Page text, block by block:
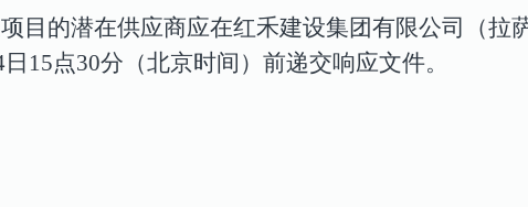
目 的潜在供应商应在红禾建设集团有限公司（拉
15点30分（北京时间）前递交响应文件。